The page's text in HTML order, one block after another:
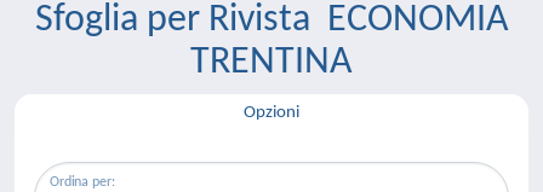
Sfoglia per Rivista ECONOMIA
TRENTINA
Opzioni
Ordina per: